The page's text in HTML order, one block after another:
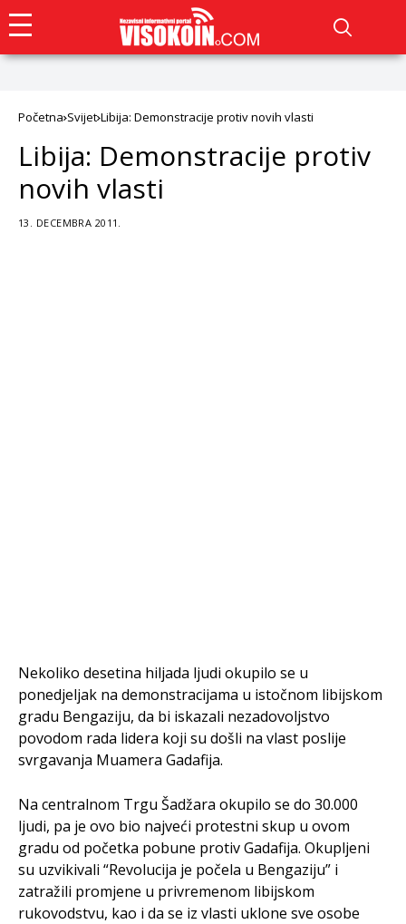
Početna Svijet Libija: Demonstracije protiv novih vlasti
Libija: Demonstracije protiv
novih vlasti
13. DECEMBRA 2011.
Nekoliko desetina hiljada ljudi okupilo se u
ponedjeljak na demonstracijama u istočnom libijskom
gradu Bengaziju, da bi iskazali nezadovoljstvo
povodom rada lidera koji su došli na vlast poslije
svrgavanja Muamera Gadafija.
Na centralnom Trgu Šadžara okupilo se do 30.000
ljudi, pa je ovo bio najveći protestni skup u ovom
gradu od početka pobune protiv Gadafija. Okupljeni
su uzvikivali “Revolucija je počela u Bengaziju” i
zatražili promjene u privremenom libijskom
rukovodstvu, kao i da se iz vlasti uklone sve osobe